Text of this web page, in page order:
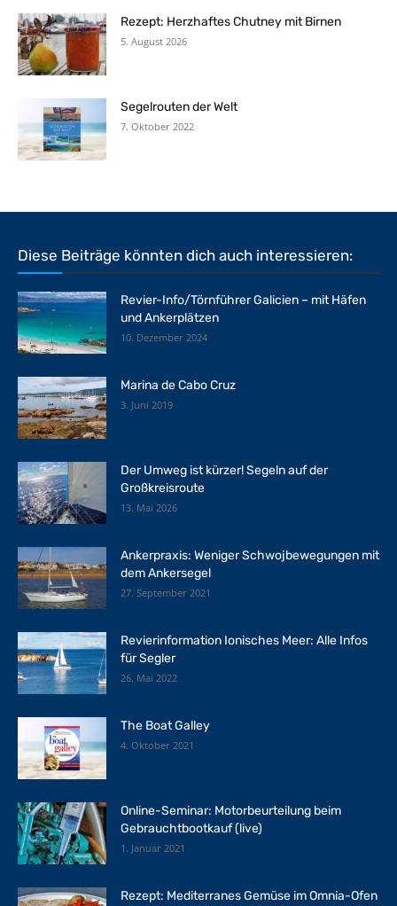
Rezept: Herzhaftes Chutney mit Birnen
5. August 2026
Segelrouten der Welt
7. Oktober 2022
Diese Beiträge könnten dich auch interessieren:
Revier-Info/Törnführer Galicien – mit Häfen
und Ankerplätzen
10. Dezember 2024
Marina de Cabo Cruz
3. Juni 2019
Der Umweg ist kürzer! Segeln auf der
Großkreisroute
13. Mai 2026
Ankerpraxis: Weniger Schwojbewegungen mit
dem Ankersegel
27. September 2021
Revierinformation Ionisches Meer: Alle Infos
für Segler
26. Mai 2022
The Boat Galley
4. Oktober 2021
Online-Seminar: Motorbeurteilung beim
Gebrauchtbootkauf (live)
1. Januar 2021
Rezept: Mediterranes Gemüse im Omnia-Ofen